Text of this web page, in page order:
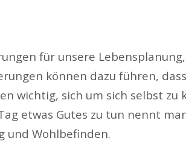
für unsere
können dazu führen,
wichtig, sich um sich selbst
etwas Gutes zu tun nennt
und Wohlbefinden.